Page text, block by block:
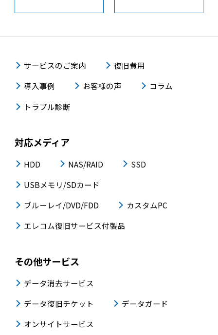
サービスのご案内
復旧費用
導入事例
お客様の声
コラム
トラブル診断
対応メディア
HDD NAS/RAID
SSD
USBメモリ/SDカード
ブルーレイ/DVD/FDD
カスタムPC
エレコム復旧サービス付製品
その他サービス
データ消去サービス
データ復旧チケット
データガード
オンサイトサービス